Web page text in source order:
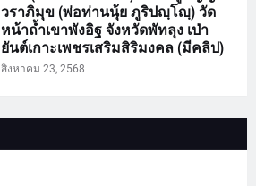
วราภิมุข (พ่อท่านนุ้ย ภูริปญฺโญฺ) วัด
หน้าถ้ำเขาพังอิฐ จังหวัดพัทลุง เป่า
ยันต์เกาะเพชรเสริมสิริมงคล (มีคลิป)
สิงหาคม 23, 2568